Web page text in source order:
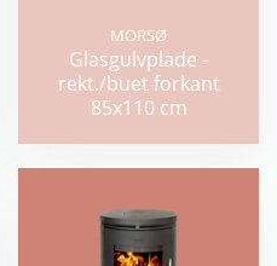
MORSØ
Glasgulvplade -
rekt./buet forkant
85x110 cm